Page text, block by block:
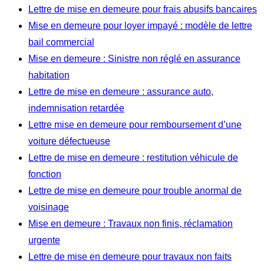
Lettre de mise en demeure pour frais abusifs bancaires
Mise en demeure pour loyer impayé : modèle de lettre
bail commercial
Mise en demeure : Sinistre non réglé en assurance
habitation
Lettre de mise en demeure : assurance auto,
indemnisation retardée
Lettre mise en demeure pour remboursement d’une
voiture défectueuse
Lettre de mise en demeure : restitution véhicule de
fonction
Lettre de mise en demeure pour trouble anormal de
voisinage
Mise en demeure : Travaux non finis, réclamation
urgente
Lettre de mise en demeure pour travaux non faits